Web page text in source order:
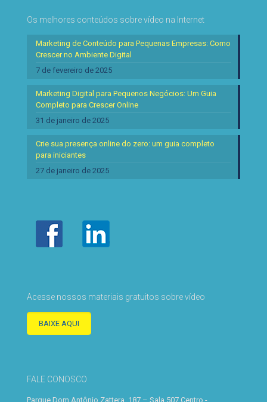
Os melhores conteúdos sobre vídeo na Internet
Marketing de Conteúdo para Pequenas Empresas: Como
Crescer no Ambiente Digital
7 de fevereiro de 2025
Marketing Digital para Pequenos Negócios: Um Guia
Completo para Crescer Online
31 de janeiro de 2025
Crie sua presença online do zero: um guia completo
para iniciantes
27 de janeiro de 2025
Acesse nossos materiais gratuitos sobre vídeo
BAIXE AQUI
FALE CONOSCO
Parque Dom Antônio Zattera, 187 – Sala 507 Centro -